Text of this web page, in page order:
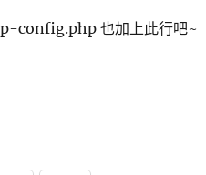
config.php 也加上此行吧~